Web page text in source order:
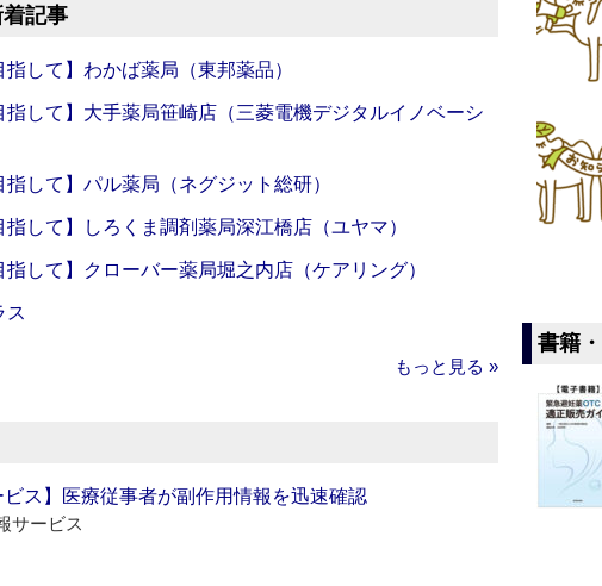
記事
して】わかば薬局（東邦薬品）
指して】大手薬局笹崎店（三菱電機デジタルイノベーシ
して】パル薬局（ネグジット総研）
して】しろくま調剤薬局深江橋店（ユヤマ）
して】クローバー薬局堀之内店（ケアリング）
ス
もっと見る »
ビス】医療従事者が副作用情報を迅速確認
サービス
書籍